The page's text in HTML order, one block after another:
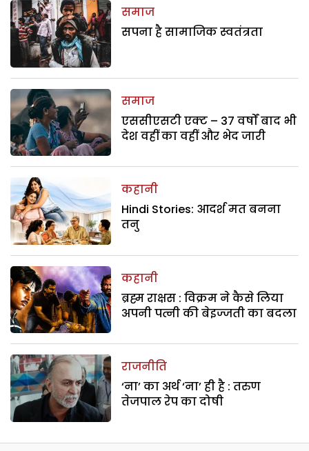
समाज
सपना है सामाजिक स्वतंत्रता
समाज
एससीएसटी एक्ट – 37 वर्षों बाद भी
देश वहीं का वहीं और भेद जारी
कहानी
Hindi Stories: आदर्श मत बनना
तनु
कहानी
ब्रह्म राक्षस : विक्रम ने कैसे लिया
अपनी पत्नी की बेइज्जती का बदला
राजनीति
‘ना’ का अर्थ ‘ना’ ही है : तरुण
तेजपाल रेप का दोषी